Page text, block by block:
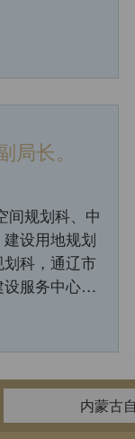
局长。
间规划科、中
设用地规划
科，通辽市
服务中心(市
内蒙古